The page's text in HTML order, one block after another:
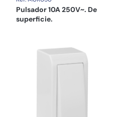
Pulsador 10A 250V~. De
superficie.